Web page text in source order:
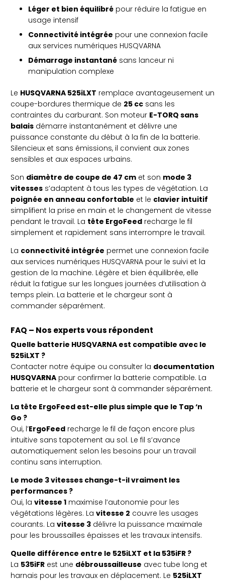
Léger et bien équilibré pour réduire la fatigue en
usage intensif
Connectivité intégrée pour une connexion facile
aux services numériques HUSQVARNA
Démarrage instantané sans lanceur ni
manipulation complexe
Le HUSQVARNA 525iLXT remplace avantageusement un
coupe-bordures thermique de 25 cc sans les
contraintes du carburant. Son moteur E-TORQ sans
balais démarre instantanément et délivre une
puissance constante du début à la fin de la batterie.
Silencieux et sans émissions, il convient aux zones
sensibles et aux espaces urbains.
Son diamètre de coupe de 47 cm et son mode 3
vitesses s’adaptent à tous les types de végétation. La
poignée en anneau confortable et le clavier intuitif
simplifient la prise en main et le changement de vitesse
pendant le travail. La tête ErgoFeed recharge le fil
simplement et rapidement sans interrompre le travail.
La connectivité intégrée permet une connexion facile
aux services numériques HUSQVARNA pour le suivi et la
gestion de la machine. Légère et bien équilibrée, elle
réduit la fatigue sur les longues journées d’utilisation à
temps plein. La batterie et le chargeur sont à
commander séparément.
FAQ – Nos experts vous répondent
Quelle batterie HUSQVARNA est compatible avec le
525iLXT ?
Contacter notre équipe ou consulter la documentation
HUSQVARNA pour confirmer la batterie compatible. La
batterie et le chargeur sont à commander séparément.
La tête ErgoFeed est-elle plus simple que le Tap ‘n
Go ?
Oui, l’ErgoFeed recharge le fil de façon encore plus
intuitive sans tapotement au sol. Le fil s’avance
automatiquement selon les besoins pour un travail
continu sans interruption.
Le mode 3 vitesses change-t-il vraiment les
performances ?
Oui, la vitesse 1 maximise l’autonomie pour les
végétations légères. La vitesse 2 couvre les usages
courants. La vitesse 3 délivre la puissance maximale
pour les broussailles épaisses et les travaux intensifs.
Quelle différence entre le 525iLXT et la 535iFR ?
La 535iFR est une débroussailleuse avec tube long et
harnais pour les travaux en déplacement. Le 525iLXT